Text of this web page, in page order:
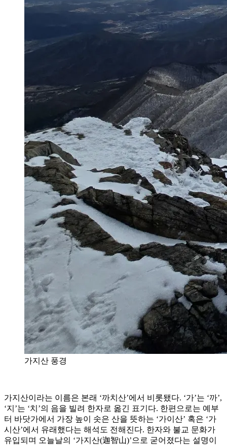
가지산 풍경
가지산이라는 이름은 본래 ‘까치산’에서 비롯됐다. ‘가’는 ‘까’,
‘지’는 ‘치’의 음을 빌려 한자로 옮긴 표기다. 한편으로는 예부
터 바닷가에서 가장 높이 솟은 산을 뜻하는 ‘가이산’ 혹은 ‘가
시산’에서 유래했다는 해석도 전해진다. 한자와 불교 문화가
유입되며 오늘날의 ‘가지산(迦智山)’으로 굳어졌다는 설명이